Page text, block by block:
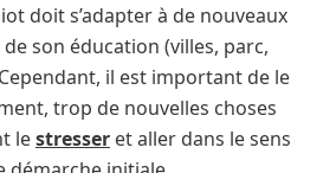
doit s’adapter à de nouveaux
son éducation (villes, parc,
il est important de le
trop de nouvelles choses
lestresser et aller dans le sens